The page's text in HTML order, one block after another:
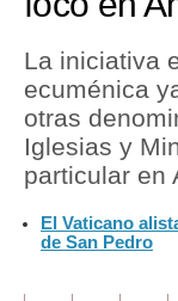
Política
Tu Dinero
Finanzas
Inmobiliarias
La iniciativa
ecuménica
otras
Iglesias y
particular en
El Vaticano
de San Pedro